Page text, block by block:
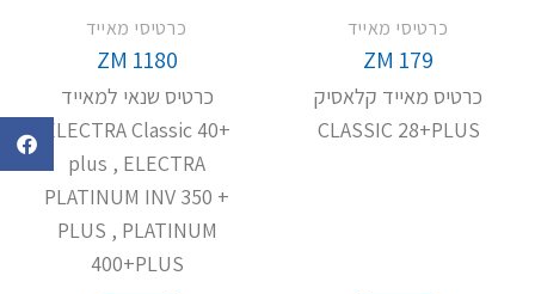
כרטיסי מאייד
ZM 179
כרטיס מאייד קלאסיק
CLASSIC 28+PLUS
כרטיסי מאייד
ZM 1180
כרטיס שנאי למאייד
ELECTRA Classic 40+
plus , ELECTRA
PLATINUM INV 350 +
PLUS , PLATINUM
400+PLUS